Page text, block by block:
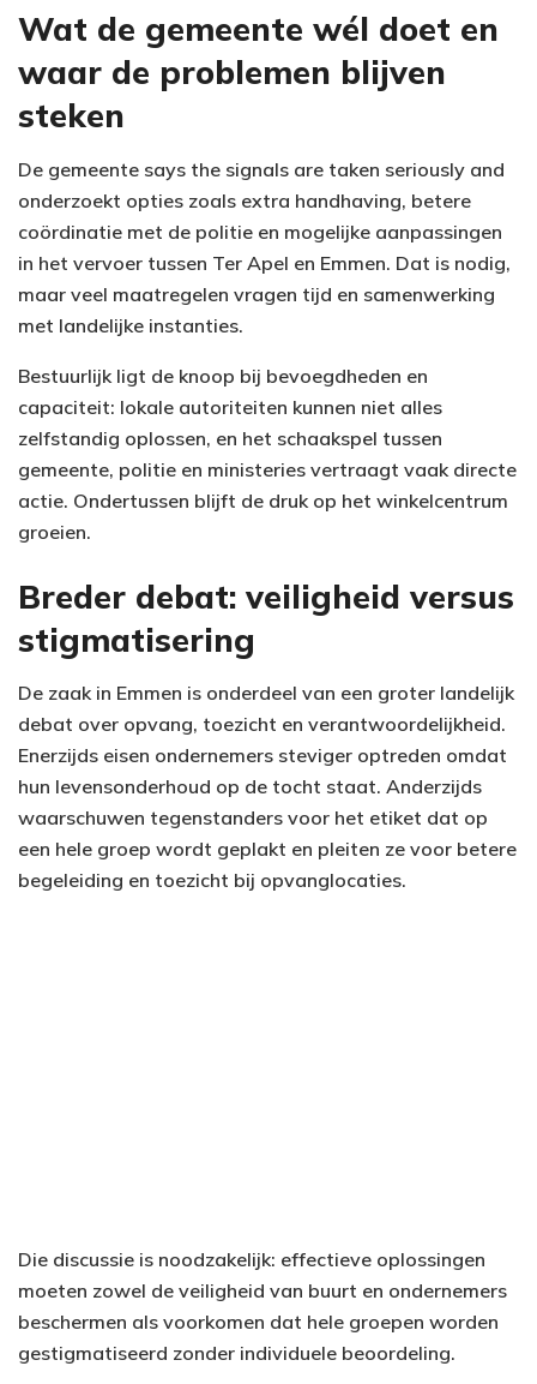
Wat de gemeente wél doet en
waar de problemen blijven
steken
De gemeente says the signals are taken seriously and
onderzoekt opties zoals extra handhaving, betere
coördinatie met de politie en mogelijke aanpassingen
in het vervoer tussen Ter Apel en Emmen. Dat is nodig,
maar veel maatregelen vragen tijd en samenwerking
met landelijke instanties.
Bestuurlijk ligt de knoop bij bevoegdheden en
capaciteit: lokale autoriteiten kunnen niet alles
zelfstandig oplossen, en het schaakspel tussen
gemeente, politie en ministeries vertraagt vaak directe
actie. Ondertussen blijft de druk op het winkelcentrum
groeien.
Breder debat: veiligheid versus
stigmatisering
De zaak in Emmen is onderdeel van een groter landelijk
debat over opvang, toezicht en verantwoordelijkheid.
Enerzijds eisen ondernemers steviger optreden omdat
hun levensonderhoud op de tocht staat. Anderzijds
waarschuwen tegenstanders voor het etiket dat op
een hele groep wordt geplakt en pleiten ze voor betere
begeleiding en toezicht bij opvanglocaties.
Die discussie is noodzakelijk: effectieve oplossingen
moeten zowel de veiligheid van buurt en ondernemers
beschermen als voorkomen dat hele groepen worden
gestigmatiseerd zonder individuele beoordeling.